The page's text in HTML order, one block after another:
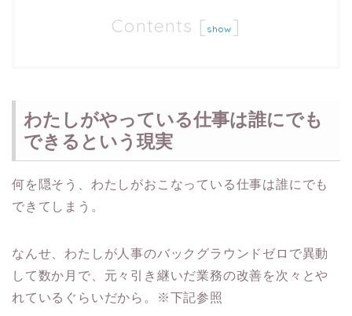
Contents [ show ]
わたしがやっている仕事は誰にでも
できるという現実
何を隠そう、わたしがおこなっている仕事は誰にでも
できてしまう。
なんせ、わたしが人事のバックグラウンドゼロで異動
して数か月で、元々引き継いだ業務の改善を次々とや
れているぐらいだから。※下記参照